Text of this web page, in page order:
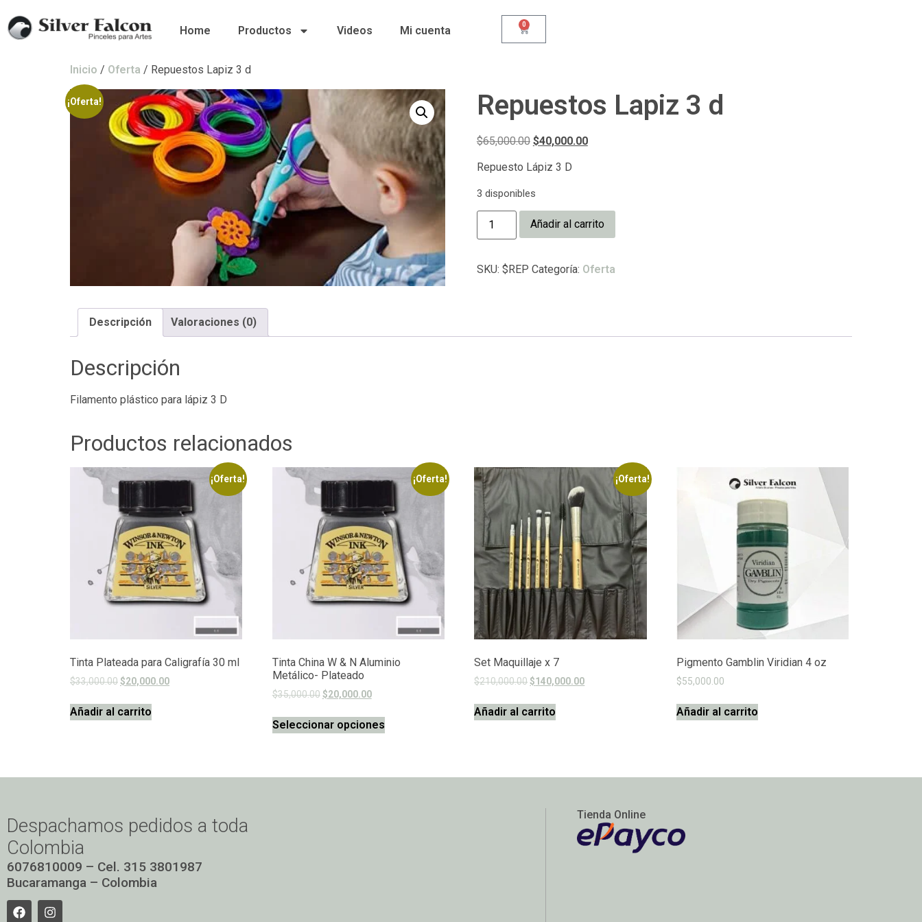
Home Productos Videos Mi cuenta 0
Inicio / Oferta / Repuestos Lapiz 3 d
¡Oferta! Repuestos Lapiz 3 d
$65,000.00 $40,000.00
Repuesto Lápiz 3 D
3 disponibles
Añadir al carrito
SKU: $REP Categoría: Oferta
Descripción Valoraciones (0)
Descripción
Filamento plástico para lápiz 3 D
Productos relacionados
¡Oferta!
Tinta Plateada para Caligrafía 30 ml
$33,000.00$20,000.00
Añadir al carrito
¡Oferta!
Tinta China W & N Aluminio
Metálico- Plateado
$35,000.00 $20,000.00
Seleccionar opciones
¡Oferta!
Set Maquillaje x 7
$210,000.00 $140,000.00
Añadir al carrito
Pigmento Gamblin Viridian 4 oz
$55,000.00
Añadir al carrito
Despachamos pedidos a toda
Colombia
6076810009 – Cel. 315 3801987
Bucaramanga – Colombia
Tienda Online